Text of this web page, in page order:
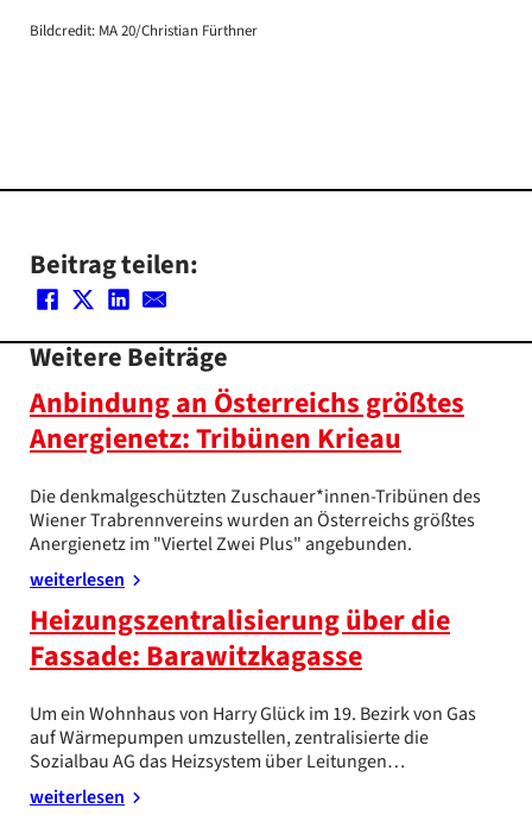
Bildcredit: MA 20/Christian Fürthner
Beitrag teilen:
Weitere Beiträge
Anbindung an Österreichs größtes
Anergienetz: Tribünen Krieau
Die denkmalgeschützten Zuschauer*innen-Tribünen des
Wiener Trabrennvereins wurden an Österreichs größtes
Anergienetz im "Viertel Zwei Plus" angebunden.
weiterlesen
Heizungszentralisierung über die
Fassade: Barawitzkagasse
Um ein Wohnhaus von Harry Glück im 19. Bezirk von Gas
auf Wärmepumpen umzustellen, zentralisierte die
Sozialbau AG das Heizsystem über Leitungen…
weiterlesen